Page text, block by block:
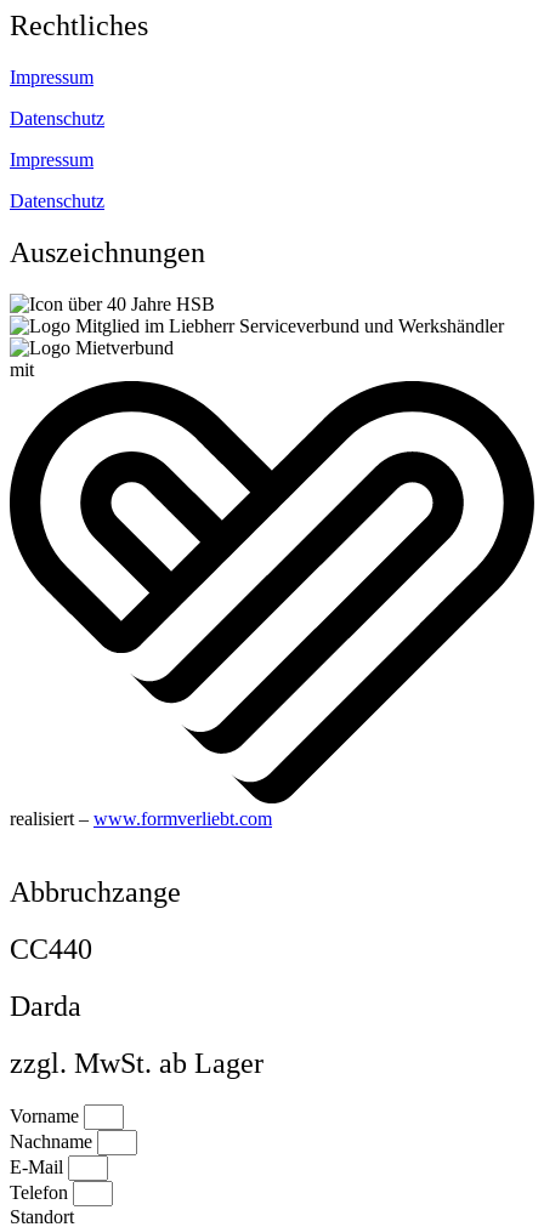
Rechtliches
Impressum
Datenschutz
Impressum
Datenschutz
Auszeichnungen
mit
realisiert – www.formverliebt.com
Abbruchzange
CC440
Darda
zzgl. MwSt. ab Lager
Vorname
Nachname
E-Mail
Telefon
Standort